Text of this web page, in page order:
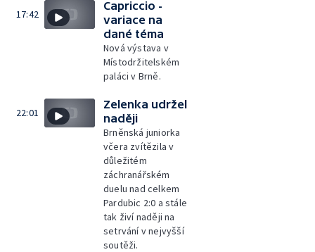
17:42
Capriccio -
variace na
dané téma
Nová výstava v
Místodržitelském
paláci v Brně.
22:01
Zelenka udržel
naději
Brněnská juniorka
včera zvítězila v
důležitém
záchranářském
duelu nad celkem
Pardubic 2:0 a stále
tak živí naději na
setrvání v nejvyšší
soutěži.